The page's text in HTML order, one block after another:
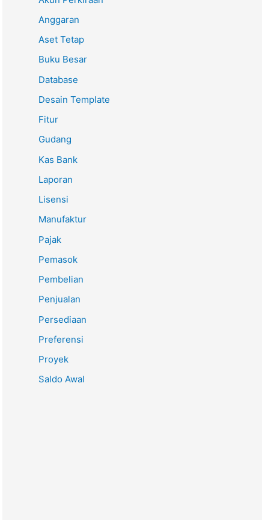
Anggaran
Aset Tetap
Buku Besar
Database
Desain Template
Fitur
Gudang
Kas Bank
Laporan
Lisensi
Manufaktur
Pajak
Pemasok
Pembelian
Penjualan
Persediaan
Preferensi
Proyek
Saldo Awal